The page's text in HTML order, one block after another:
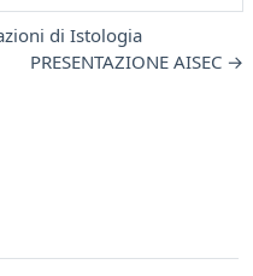
di Istologia
PRESENTAZIONE AISEC →